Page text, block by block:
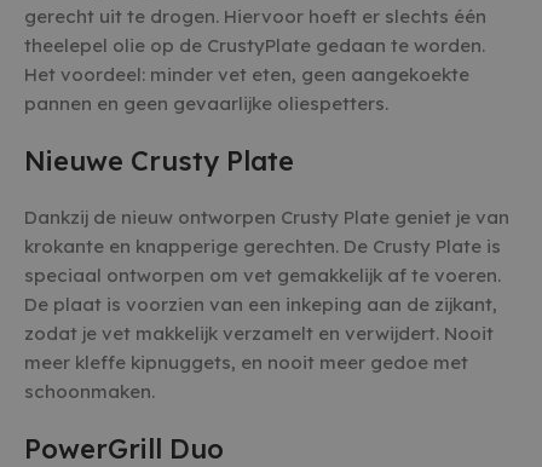
gerecht uit te drogen. Hiervoor hoeft er slechts één
theelepel olie op de CrustyPlate gedaan te worden.
Het voordeel: minder vet eten, geen aangekoekte
pannen en geen gevaarlijke oliespetters.
Nieuwe Crusty Plate
Dankzij de nieuw ontworpen Crusty Plate geniet je van
krokante en knapperige gerechten. De Crusty Plate is
speciaal ontworpen om vet gemakkelijk af te voeren.
De plaat is voorzien van een inkeping aan de zijkant,
zodat je vet makkelijk verzamelt en verwijdert. Nooit
meer kleffe kipnuggets, en nooit meer gedoe met
schoonmaken.
PowerGrill Duo